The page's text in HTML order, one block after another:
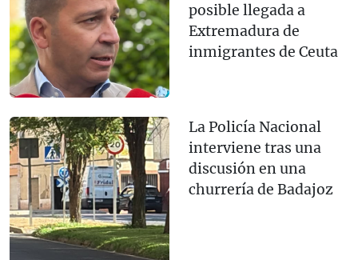
posible llegada a
Extremadura de
inmigrantes de Ceuta
La Policía Nacional
interviene tras una
discusión en una
churrería de Badajoz